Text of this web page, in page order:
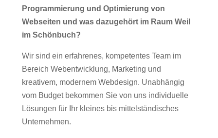
Programmierung und Optimierung von
Webseiten und was dazugehört im Raum Weil
im Schönbuch?
Wir sind ein erfahrenes, kompetentes Team im
Bereich Webentwicklung, Marketing und
kreativem, modernem Webdesign. Unabhängig
vom Budget bekommen Sie von uns individuelle
Lösungen für Ihr kleines bis mittelständisches
Unternehmen.